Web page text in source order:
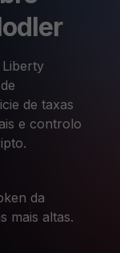
de taxas
e controlo
da
mais altas.